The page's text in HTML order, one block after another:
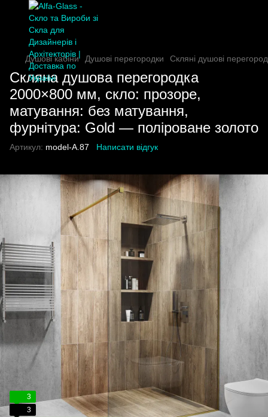
Душові кабіни Душові перегородки Скляні душові
Скляна душова перегородка
2000×800 мм, скло: прозоре,
матування: без матування,
фурнітура: Gold — поліроване золото
Артикул: model-A.87 Написати відгук
3
3